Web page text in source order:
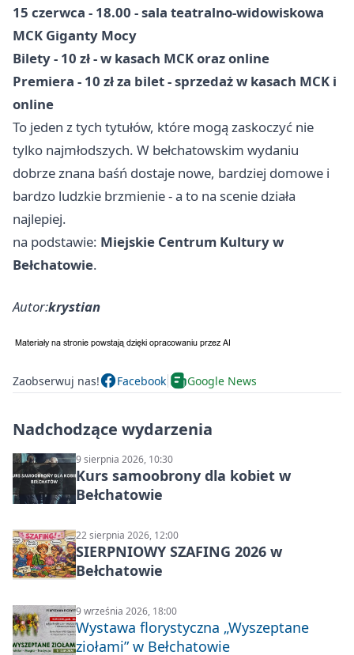
15 czerwca - 18.00 - sala teatralno-widowiskowa
MCK Giganty Mocy
Bilety - 10 zł - w kasach MCK oraz online
Premiera - 10 zł za bilet - sprzedaż w kasach MCK i
online
To jeden z tych tytułów, które mogą zaskoczyć nie
tylko najmłodszych. W bełchatowskim wydaniu
dobrze znana baśń dostaje nowe, bardziej domowe i
bardzo ludzkie brzmienie - a to na scenie działa
najlepiej.
na podstawie: Miejskie Centrum Kultury w
Bełchatowie.
Autor:krystian
Zaobserwuj nas! Facebook Google News
Nadchodzące wydarzenia
9 sierpnia 2026, 10:30
Kurs samoobrony dla kobiet w
Bełchatowie
22 sierpnia 2026, 12:00
SIERPNIOWY SZAFING 2026 w
Bełchatowie
9 września 2026, 18:00
Wystawa florystyczna „Wyszeptane
ziołami” w Bełchatowie